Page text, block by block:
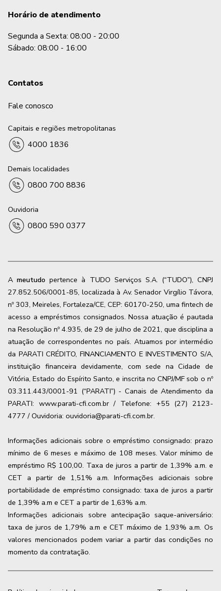
Horário de atendimento
Segunda a Sexta: 08:00 - 20:00
Sábado: 08:00 - 16:00
Contatos
Fale conosco
Capitais e regiões metropolitanas
4000 1836
Demais localidades
0800 700 8836
Ouvidoria
0800 590 0377
Ameutudo pertence à TUDO Serviços S.A. (“TUDO”), CNPJ
27.852.506/0001-85, localizada à Av. Senador Virgílio Távora,
nº 303, Meireles, Fortaleza/CE, CEP: 60170-250, uma fintech de
acesso a empréstimos consignados. Nossa atuação é pautada
na Resolução nº 4.935, de 29 de julho de 2021, que disciplina a
atuação de correspondentes no país. Atuamos por intermédio
da PARATI CRÉDITO, FINANCIAMENTO E INVESTIMENTO S/A,
instituição financeira devidamente, com sede na Cidade de
Vitória, Estado do Espírito Santo, e inscrita no CNPJ/MF sob o nº
03.311.443/0001-91 (“PARATI”) - Canais de Atendimento da
PARATI: www.parati-cfi.com.br / Telefone: +55 (27) 2123-
4777 / Ouvidoria: ouvidoria@parati-cfi.com.br.
Informações adicionais sobre o empréstimo consignado: prazo
mínimo de 6 meses e máximo de 108 meses. Valor mínimo de
empréstimo R$ 100,00. Taxa de juros a partir de 1,39% a.m. e
CET a partir de 1,51% a.m. Informações adicionais sobre
portabilidade de empréstimo consignado: taxa de juros a partir
de 1,39% a.m e CET a partir de 1,63% a.m.
Informações adicionais sobre antecipação saque-aniversário:
taxa de juros de 1,79% a.m e CET máximo de 1,93% a.m. Os
valores mencionados podem variar a partir das condições no
momento da contratação.